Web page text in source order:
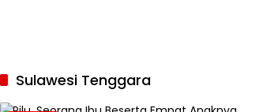
Sulawesi Tenggara